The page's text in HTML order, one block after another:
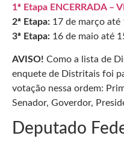
1ª Etapa ENCERRADA –
2ª Etapa: 17 de março até
3ª Etapa: 16 de maio até
AVISO! Como a lista de
enquete de Distritais foi
votação nessa ordem:
Senador, Goverdor,
Deputado